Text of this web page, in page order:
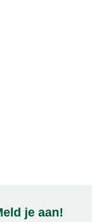
je aan!